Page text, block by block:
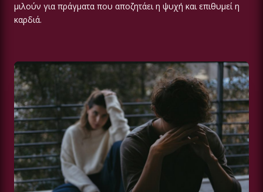
μιλούν για πράγματα που αποζητάει η ψυχή και επιθυμεί η
καρδιά.